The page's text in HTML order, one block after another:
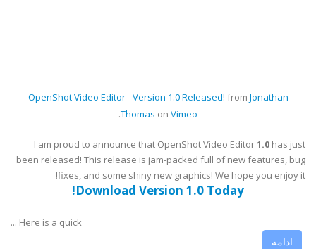
OpenShot Video Editor - Version 1.0 Released! from Jonathan
Thomas on Vimeo
.
I am proud to announce that OpenShot Video Editor1.0 has just
been released! This release is jam-packed full of new features, bug
fixes, and some shiny new graphics! We hope you enjoy it!
Download Version 1.0 Today!
Here is a quick ...
ادامه